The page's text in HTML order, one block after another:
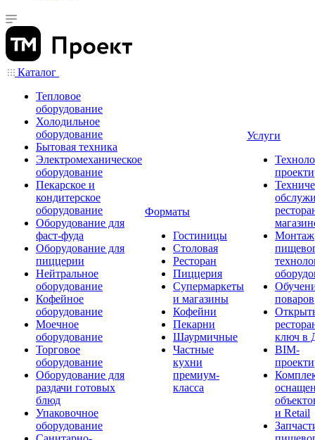
Каталог
Тепловое
оборудование
Холодильное
оборудование
Бытовая техника
Электромеханическое
оборудование
Пекарское и
кондитерское
оборудование
Оборудование для
фаст-фуда
Оборудование для
пиццерии
Нейтральное
оборудование
Кофейное
оборудование
Моечное
оборудование
Торговое
оборудование
Оборудование для
раздачи готовых
блюд
Упаковочное
оборудование
Форматы
Гостиницы
Столовая
Ресторан
Пиццерия
Супермаркеты
и магазины
Кофейни
Пекарни
Шаурмичные
Частные
кухни
премиум-
класса
Услуги
Монтаж
поваров
ключ в
BIM-
и Retail